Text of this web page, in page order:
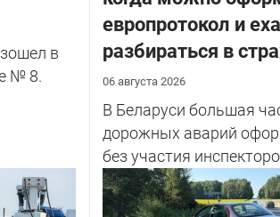
в
№ 8.
европротокол и
разбираться в
06 августа 2026
В Беларуси большая
дорожных аварий
без участия